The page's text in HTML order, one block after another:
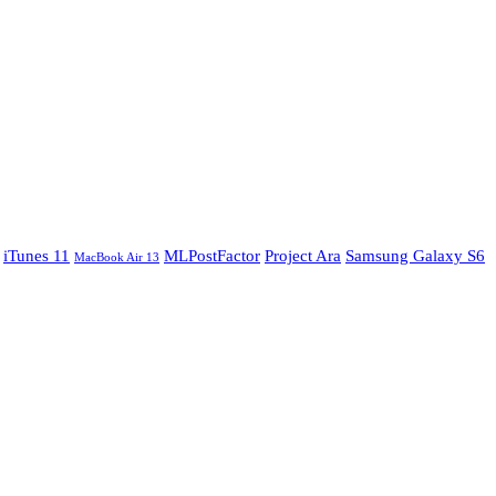
iTunes 11 MacBook Air 13 MLPostFactor Project Ara Samsung Galaxy S6